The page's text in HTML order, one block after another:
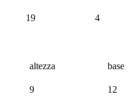
19 4
altezza base
9 12